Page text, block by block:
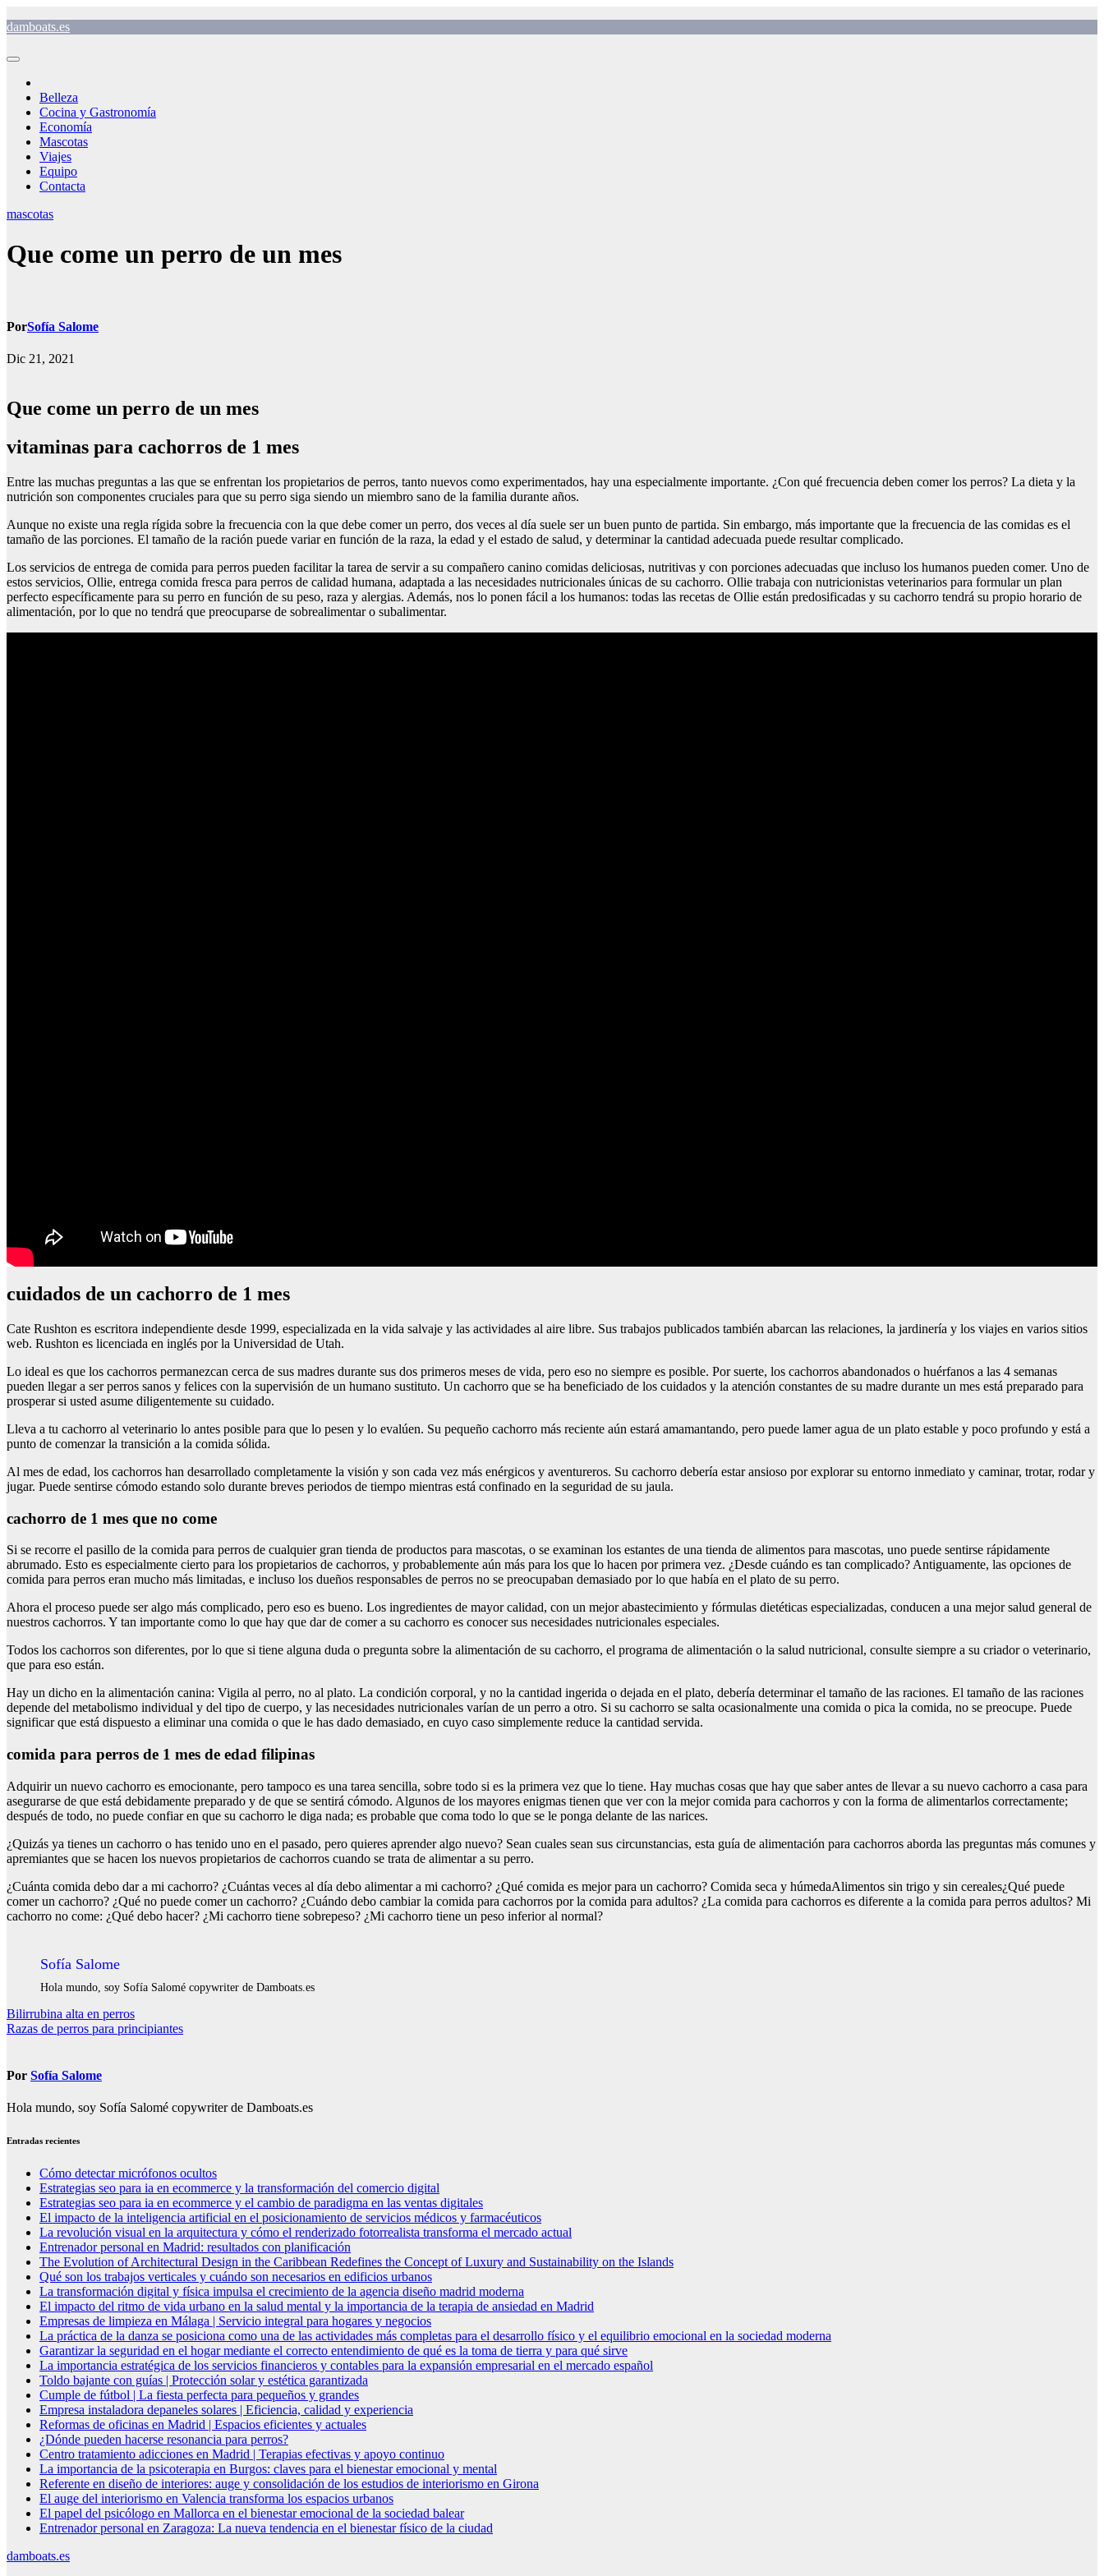
al
damboats.es
Belleza
Cocina y Gastronomía
Economía
Mascotas
Viajes
Equipo
Contacta
mascotas
Que come un perro de un mes
PorSofía Salome
Dic 21, 2021
Que come un perro de un mes
vitaminas para cachorros de 1 mes
Entre las muchas preguntas a las que se enfrentan los propietarios de perros, tanto nuevos como experimentados, hay una especialmente importante. ¿Con qué frecuencia deben comer los perros? La dieta y la
nutrición son componentes cruciales para que su perro siga siendo un miembro sano de la familia durante años.
Aunque no existe una regla rígida sobre la frecuencia con la que debe comer un perro, dos veces al día suele ser un buen punto de partida. Sin embargo, más importante que la frecuencia de las comidas es el
tamaño de las porciones. El tamaño de la ración puede variar en función de la raza, la edad y el estado de salud, y determinar la cantidad adecuada puede resultar complicado.
Los servicios de entrega de comida para perros pueden facilitar la tarea de servir a su compañero canino comidas deliciosas, nutritivas y con porciones adecuadas que incluso los humanos pueden comer. Uno de
estos servicios, Ollie, entrega comida fresca para perros de calidad humana, adaptada a las necesidades nutricionales únicas de su cachorro. Ollie trabaja con nutricionistas veterinarios para formular un plan
perfecto específicamente para su perro en función de su peso, raza y alergias. Además, nos lo ponen fácil a los humanos: todas las recetas de Ollie están predosificadas y su cachorro tendrá su propio horario de
alimentación, por lo que no tendrá que preocuparse de sobrealimentar o subalimentar.
cuidados de un cachorro de 1 mes
Cate Rushton es escritora independiente desde 1999, especializada en la vida salvaje y las actividades al aire libre. Sus trabajos publicados también abarcan las relaciones, la jardinería y los viajes en varios sitios
web. Rushton es licenciada en inglés por la Universidad de Utah.
Lo ideal es que los cachorros permanezcan cerca de sus madres durante sus dos primeros meses de vida, pero eso no siempre es posible. Por suerte, los cachorros abandonados o huérfanos a las 4 semanas
pueden llegar a ser perros sanos y felices con la supervisión de un humano sustituto. Un cachorro que se ha beneficiado de los cuidados y la atención constantes de su madre durante un mes está preparado para
prosperar si usted asume diligentemente su cuidado.
Lleva a tu cachorro al veterinario lo antes posible para que lo pesen y lo evalúen. Su pequeño cachorro más reciente aún estará amamantando, pero puede lamer agua de un plato estable y poco profundo y está a
punto de comenzar la transición a la comida sólida.
Al mes de edad, los cachorros han desarrollado completamente la visión y son cada vez más enérgicos y aventureros. Su cachorro debería estar ansioso por explorar su entorno inmediato y caminar, trotar, rodar y
jugar. Puede sentirse cómodo estando solo durante breves periodos de tiempo mientras está confinado en la seguridad de su jaula.
cachorro de 1 mes que no come
Si se recorre el pasillo de la comida para perros de cualquier gran tienda de productos para mascotas, o se examinan los estantes de una tienda de alimentos para mascotas, uno puede sentirse rápidamente
abrumado. Esto es especialmente cierto para los propietarios de cachorros, y probablemente aún más para los que lo hacen por primera vez. ¿Desde cuándo es tan complicado? Antiguamente, las opciones de
comida para perros eran mucho más limitadas, e incluso los dueños responsables de perros no se preocupaban demasiado por lo que había en el plato de su perro.
Ahora el proceso puede ser algo más complicado, pero eso es bueno. Los ingredientes de mayor calidad, con un mejor abastecimiento y fórmulas dietéticas especializadas, conducen a una mejor salud general de
nuestros cachorros. Y tan importante como lo que hay que dar de comer a su cachorro es conocer sus necesidades nutricionales especiales.
Todos los cachorros son diferentes, por lo que si tiene alguna duda o pregunta sobre la alimentación de su cachorro, el programa de alimentación o la salud nutricional, consulte siempre a su criador o veterinario,
que para eso están.
Hay un dicho en la alimentación canina: Vigila al perro, no al plato. La condición corporal, y no la cantidad ingerida o dejada en el plato, debería determinar el tamaño de las raciones. El tamaño de las raciones
depende del metabolismo individual y del tipo de cuerpo, y las necesidades nutricionales varían de un perro a otro. Si su cachorro se salta ocasionalmente una comida o pica la comida, no se preocupe. Puede
significar que está dispuesto a eliminar una comida o que le has dado demasiado, en cuyo caso simplemente reduce la cantidad servida.
comida para perros de 1 mes de edad filipinas
Adquirir un nuevo cachorro es emocionante, pero tampoco es una tarea sencilla, sobre todo si es la primera vez que lo tiene. Hay muchas cosas que hay que saber antes de llevar a su nuevo cachorro a casa para
asegurarse de que está debidamente preparado y de que se sentirá cómodo. Algunos de los mayores enigmas tienen que ver con la mejor comida para cachorros y con la forma de alimentarlos correctamente;
después de todo, no puede confiar en que su cachorro le diga nada; es probable que coma todo lo que se le ponga delante de las narices.
¿Quizás ya tienes un cachorro o has tenido uno en el pasado, pero quieres aprender algo nuevo? Sean cuales sean sus circunstancias, esta guía de alimentación para cachorros aborda las preguntas más comunes y
apremiantes que se hacen los nuevos propietarios de cachorros cuando se trata de alimentar a su perro.
¿Cuánta comida debo dar a mi cachorro? ¿Cuántas veces al día debo alimentar a mi cachorro? ¿Qué comida es mejor para un cachorro? Comida seca y húmedaAlimentos sin trigo y sin cereales¿Qué puede
comer un cachorro? ¿Qué no puede comer un cachorro? ¿Cuándo debo cambiar la comida para cachorros por la comida para adultos? ¿La comida para cachorros es diferente a la comida para perros adultos? Mi
cachorro no come: ¿Qué debo hacer? ¿Mi cachorro tiene sobrepeso? ¿Mi cachorro tiene un peso inferior al normal?
Sofía Salome
Hola mundo, soy Sofía Salomé copywriter de Damboats.es
Navegación
de
Bilirrubina alta en perros
Razas de perros para principiantes
Por Sofía Salome
Hola mundo, soy Sofía Salomé copywriter de Damboats.es
Entradas recientes
Cómo detectar micrófonos ocultos
Estrategias seo para ia en ecommerce y la transformación del comercio digital
Estrategias seo para ia en ecommerce y el cambio de paradigma en las ventas digitales
El impacto de la inteligencia artificial en el posicionamiento de servicios médicos y farmacéuticos
La revolución visual en la arquitectura y cómo el renderizado fotorrealista transforma el mercado actual
Entrenador personal en Madrid: resultados con planificación
The Evolution of Architectural Design in the Caribbean Redefines the Concept of Luxury and Sustainability on the Islands
Qué son los trabajos verticales y cuándo son necesarios en edificios urbanos
La transformación digital y física impulsa el crecimiento de la agencia diseño madrid moderna
El impacto del ritmo de vida urbano en la salud mental y la importancia de la terapia de ansiedad en Madrid
Empresas de limpieza en Málaga | Servicio integral para hogares y negocios
La práctica de la danza se posiciona como una de las actividades más completas para el desarrollo físico y el equilibrio emocional en la sociedad moderna
Garantizar la seguridad en el hogar mediante el correcto entendimiento de qué es la toma de tierra y para qué sirve
La importancia estratégica de los servicios financieros y contables para la expansión empresarial en el mercado español
Toldo bajante con guías | Protección solar y estética garantizada
Cumple de fútbol | La fiesta perfecta para pequeños y grandes
Empresa instaladora depaneles solares | Eficiencia, calidad y experiencia
Reformas de oficinas en Madrid | Espacios eficientes y actuales
¿Dónde pueden hacerse resonancia para perros?
Centro tratamiento adicciones en Madrid | Terapias efectivas y apoyo continuo
La importancia de la psicoterapia en Burgos: claves para el bienestar emocional y mental
Referente en diseño de interiores: auge y consolidación de los estudios de interiorismo en Girona
El auge del interiorismo en Valencia transforma los espacios urbanos
El papel del psicólogo en Mallorca en el bienestar emocional de la sociedad balear
Entrenador personal en Zaragoza: La nueva tendencia en el bienestar físico de la ciudad
damboats.es